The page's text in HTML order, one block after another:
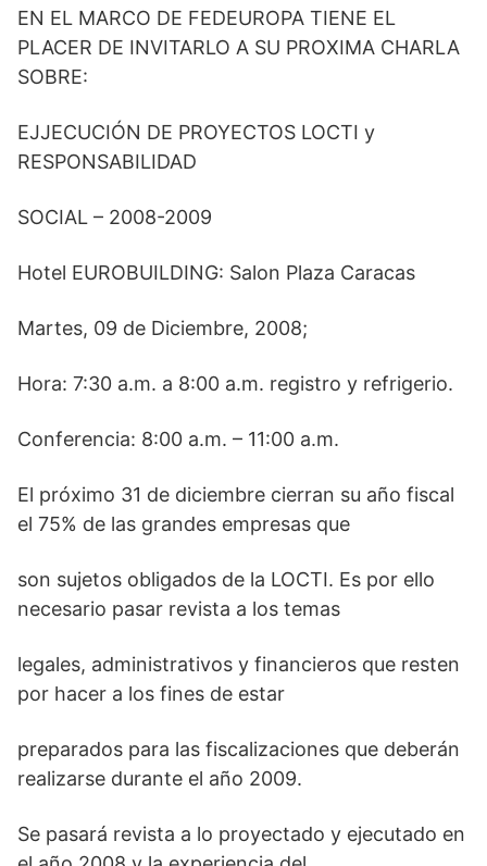
EN EL MARCO DE FEDEUROPA TIENE EL
PLACER DE INVITARLO A SU PROXIMA CHARLA
SOBRE:
EJJECUCIÓN DE PROYECTOS LOCTI y
RESPONSABILIDAD
SOCIAL – 2008-2009
Hotel EUROBUILDING: Salon Plaza Caracas
Martes, 09 de Diciembre, 2008;
Hora: 7:30 a.m. a 8:00 a.m. registro y refrigerio.
Conferencia: 8:00 a.m. – 11:00 a.m.
El próximo 31 de diciembre cierran su año fiscal
el 75% de las grandes empresas que
son sujetos obligados de la LOCTI. Es por ello
necesario pasar revista a los temas
legales, administrativos y financieros que resten
por hacer a los fines de estar
preparados para las fiscalizaciones que deberán
realizarse durante el año 2009.
Se pasará revista a lo proyectado y ejecutado en